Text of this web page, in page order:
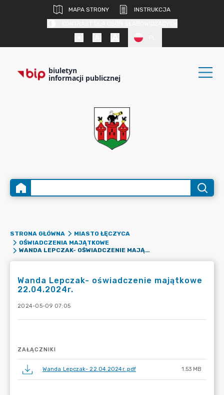
MAPA STRONY
INSTRUKCJA
biuletyn
informacji publicznej
STRONA GŁÓWNA
MIASTO ŁĘCZYCA
OŚWIADCZENIA MAJĄTKOWE
WANDA LEPCZAK- OŚWIADCZENIE MAJĄTKOWE 22.04.2024R.
Wanda Lepczak- oświadczenie majątkowe
22.04.2024r.
2024-05-09 07:05
ZAŁĄCZNIKI
Wanda Lepczak- 22.04.2024r..pdf 1.53 MB